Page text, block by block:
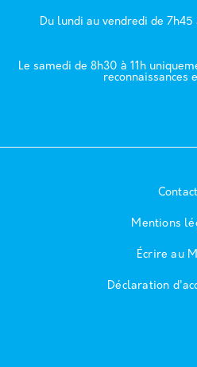
Du lundi au vendredi de
Le samedi de 8h30 à 11h
reconnaissances
Contact
Mentions
Écrire au
Déclaration